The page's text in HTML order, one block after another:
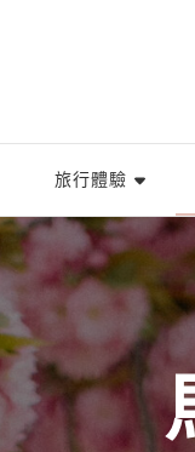
旅行體驗